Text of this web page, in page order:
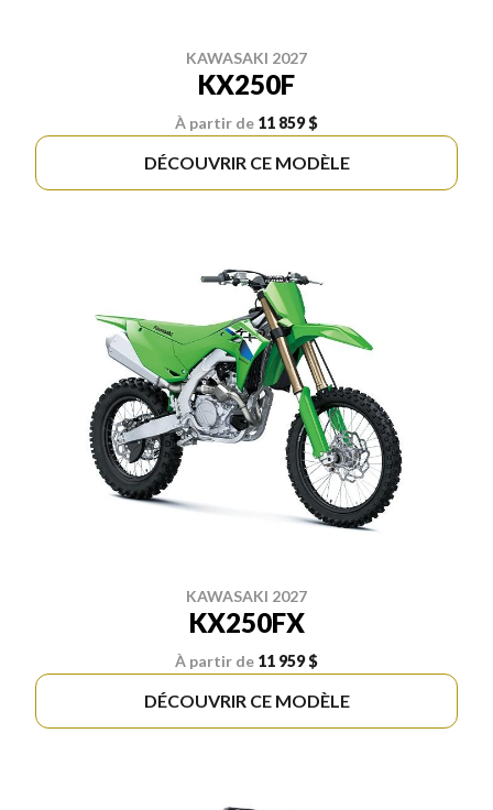
KAWASAKI 2027
KX250F
À partir de 11 859 $
DÉCOUVRIR CE MODÈLE
KAWASAKI 2027
KX250FX
À partir de 11 959 $
DÉCOUVRIR CE MODÈLE